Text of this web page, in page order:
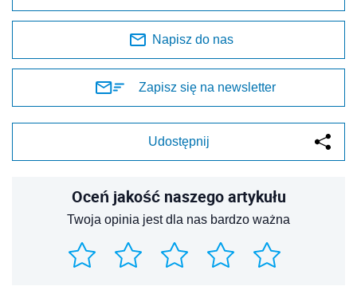
Napisz do nas
Zapisz się na newsletter
Udostępnij
Oceń jakość naszego artykułu
Twoja opinia jest dla nas bardzo ważna